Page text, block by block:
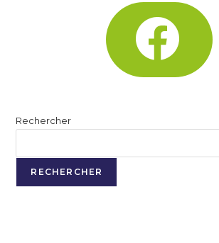
Rechercher
RECHERCHER